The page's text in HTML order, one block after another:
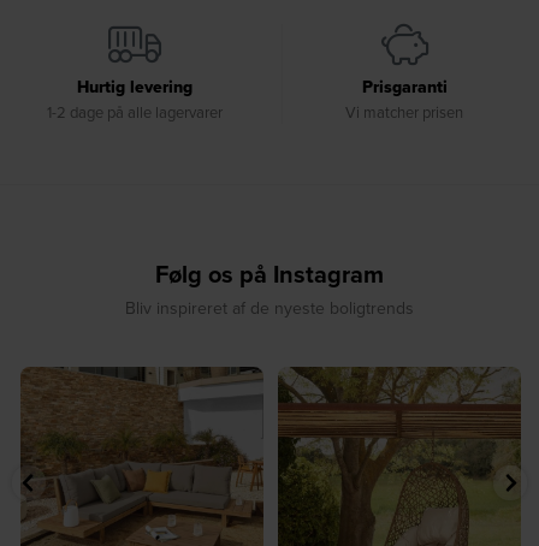
Hurtig levering
1-2 dage på alle lagervarer
Prisgaranti
Vi matcher prisen
Følg os på Instagram
Bliv inspireret af de nyeste boligtrends
☀️ Find dit yndlingssted denne
8 0
🤍 Rå materialer møder tidløst design⁠
...
9 0